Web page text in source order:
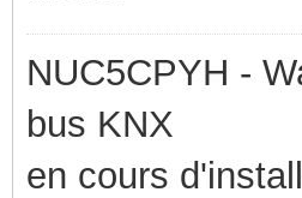
NUC5CPYH -
bus KNX
en cours